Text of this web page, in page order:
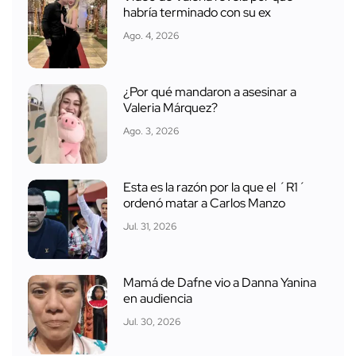
habría terminado con su ex
Ago. 4, 2026
¿Por qué mandaron a asesinar a
Valeria Márquez?
Ago. 3, 2026
Esta es la razón por la que el ´R1´
ordenó matar a Carlos Manzo
Jul. 31, 2026
Mamá de Dafne vio a Danna Yanina
en audiencia
Jul. 30, 2026